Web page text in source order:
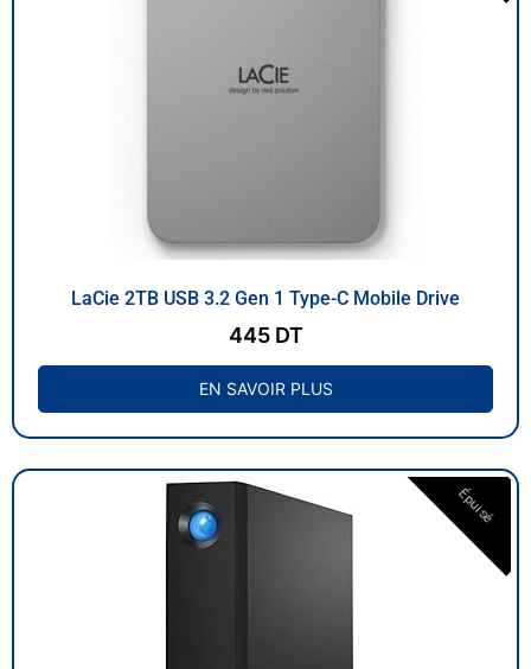
LaCie 2TB USB 3.2 Gen 1 Type-C Mobile Drive
445DT
EN SAVOIR PLUS
Épuisé